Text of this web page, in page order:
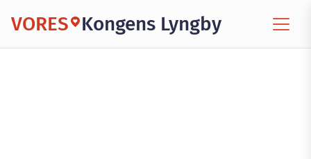
VORES Kongens Lyngby